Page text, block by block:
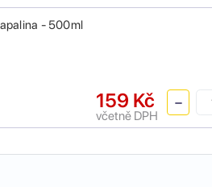
- 500ml
159 Kč
včetně DPH